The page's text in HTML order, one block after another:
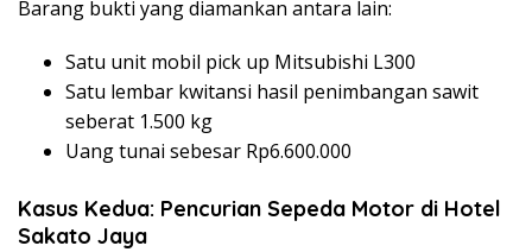
Barang bukti yang diamankan antara lain:
Satu unit mobil pick up Mitsubishi L300
Satu lembar kwitansi hasil penimbangan sawit
seberat 1.500 kg
Uang tunai sebesar Rp6.600.000
Kasus Kedua: Pencurian Sepeda Motor di Hotel
Sakato Jaya